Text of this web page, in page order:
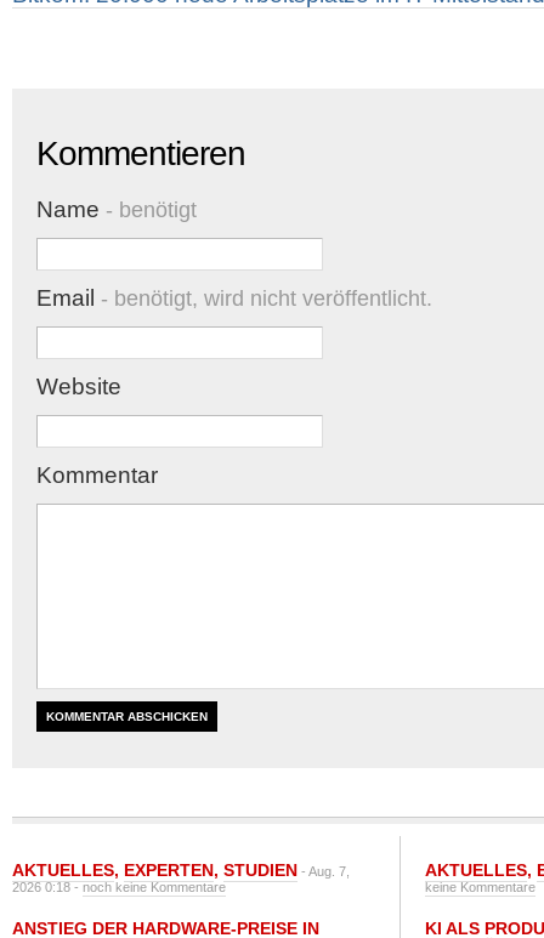
Kommentieren
Name - benötigt
Email - benötigt, wird nicht veröffentlicht.
Website
Kommentar
AKTUELLES, EXPERTEN, STUDIEN - Aug. 7,
2026 0:18 -noch keine Kommentare
ANSTIEG DER HARDWARE-PREISE IN
AKTUELLES,
keine Kommentare
KI ALS